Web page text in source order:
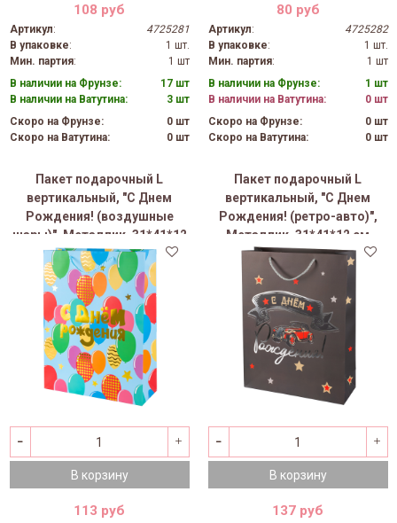
108 руб
Артикул:
4725281
В упаковке:
1 шт.
Мин. партия:
1 шт
В наличии на Фрунзе:
17 шт
В наличии на Ватутина:
3 шт
Скоро на Фрунзе:
0 шт
Скоро на Ватутина:
0 шт
80 руб
Артикул:
4725282
В упаковке:
1 шт.
Мин. партия:
1 шт
В наличии на Фрунзе:
1 шт
В наличии на Ватутина:
0 шт
Скоро на Фрунзе:
0 шт
Скоро на Ватутина:
0 шт
Пакет подарочный L
вертикальный, "С Днем
Рождения! (воздушные
шары)", Металлик, 31*41*12
см (Д*В*Ш)
В корзину
113 руб
Пакет подарочный L
вертикальный, "С Днем
Рождения! (ретро-авто)",
Металлик, 31*41*12 см
(Д*В*Ш)
В корзину
137 руб